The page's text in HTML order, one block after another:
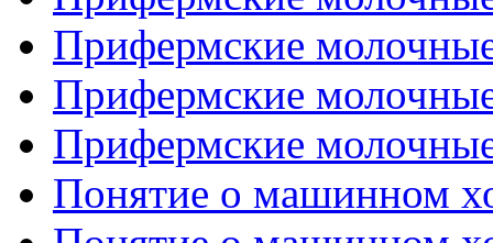
Прифермские
Прифермские
Прифермские
Понятие о машинном